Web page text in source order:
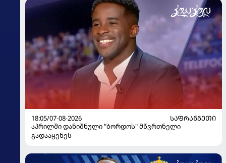
18:05/07-08-2026
ᲡᲐᲤᲠᲐᲜᲒᲔᲗᲘ
აპრილში დანიშნული "ბორდოს" მწვრთნელი
გადააყენეს